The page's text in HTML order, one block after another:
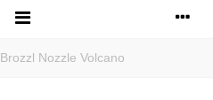
Brozzl Nozzle Volcano